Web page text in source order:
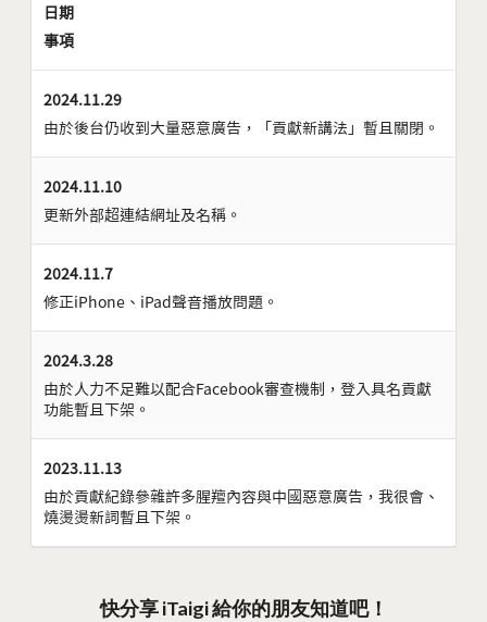
日期
事項
2024.11.29
由於後台仍收到大量惡意廣告，「貢獻新講法」暫且關閉。
2024.11.10
更新外部超連結網址及名稱。
2024.11.7
修正iPhone、iPad聲音播放問題。
2024.3.28
由於人力不足難以配合Facebook審查機制，登入具名貢獻
功能暫且下架。
2023.11.13
由於貢獻紀錄參雜許多腥羶內容與中國惡意廣告，我很會、
燒燙燙新詞暫且下架。
快分享 iTaigi 給你的朋友知道吧！